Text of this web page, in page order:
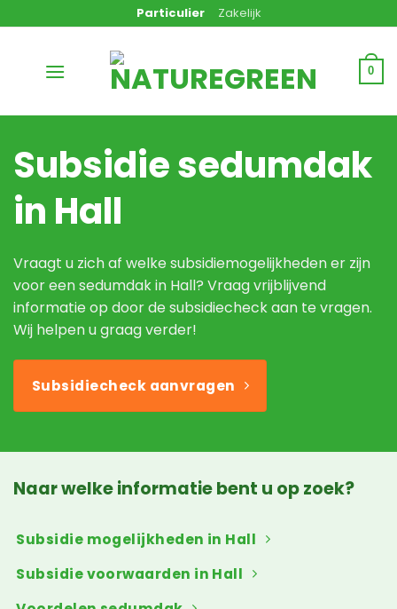
naar
Particulier Zakelijk
0
Subsidie sedumdak
in Hall
Vraagt u zich af welke subsidiemogelijkheden er zijn
voor een sedumdak in Hall? Vraag vrijblijvend
informatie op door de subsidiecheck aan te vragen.
Wij helpen u graag verder!
Subsidiecheck aanvragen
Naar welke informatie bent u op zoek?
Subsidie mogelijkheden in Hall
Subsidie voorwaarden in Hall